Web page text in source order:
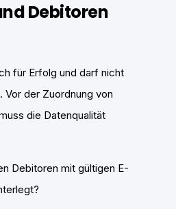
Debitoren
für Erfolg und darf nicht
der Zuordnung von
die Datenqualität
Debitoren mit gültigen E-